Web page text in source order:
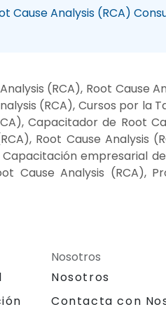
Cause Analysis (RCA)
(RCA), Root Cause
(RCA), Cursos por la
Capacitador de Root
Root Cause Analysis
Capacitación empresarial
Cause Analysis (RCA),
Nosotros
Nosotros
Contacta con